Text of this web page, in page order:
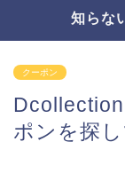
知らな
クーポン
ポンを探